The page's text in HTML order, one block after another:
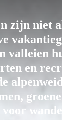
zijn niet
valleien
en